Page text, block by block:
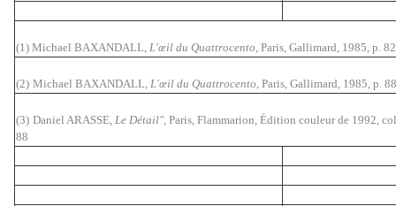
(1) Michael BAXANDALL, L'œil du Quattrocento, Paris, Gallimard, 1985, p. 82
(2) Michael BAXANDALL, L'œil du Quattrocento, Paris, Gallimard, 1985, p. 88
(3) Daniel ARASSE, Le Détail", Paris, Flammarion, Édition couleur de 1992,
88